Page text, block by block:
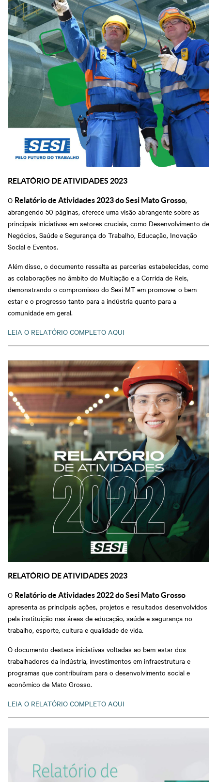
RELATÓRIO DE ATIVIDADES 2023
O Relatório de Atividades 2023 do Sesi Mato Grosso,
abrangendo 50 páginas, oferece uma visão abrangente sobre as
principais iniciativas em setores cruciais, como Desenvolvimento de
Negócios, Saúde e Segurança do Trabalho, Educação, Inovação
Social e Eventos.
Além disso, o documento ressalta as parcerias estabelecidas, como
as colaborações no âmbito do Multiação e a Corrida de Reis,
demonstrando o compromisso do Sesi MT em promover o bem-
estar e o progresso tanto para a indústria quanto para a
comunidade em geral.
LEIA O RELATÓRIO COMPLETO AQUI
RELATÓRIO DE ATIVIDADES 2023
O Relatório de Atividades 2022 do Sesi Mato Grosso
apresenta as principais ações, projetos e resultados desenvolvidos
pela instituição nas áreas de educação, saúde e segurança no
trabalho, esporte, cultura e qualidade de vida.
O documento destaca iniciativas voltadas ao bem-estar dos
trabalhadores da indústria, investimentos em infraestrutura e
programas que contribuíram para o desenvolvimento social e
econômico de Mato Grosso.
LEIA O RELATÓRIO COMPLETO AQUI